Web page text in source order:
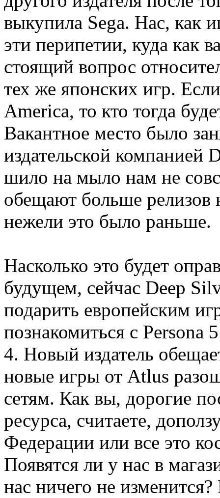
выкупила Sega. Нас, как
эти перипетии, куда как
стоящий вопрос
тех же японских игр.
America, то кто тогда
Вакантное место было
издательской компанией
шило на мыло нам не
обещают больше релизов
нежели это было раньше.
Насколько это будет
будущем, сейчас Deep
подарить европейским
познакомиться с Persona
4. Новый издатель
новые игры от Atlus
сетям. Как вы, дорогие
ресурса, считаете,
Федерации или все это
Появятся ли у нас в
нас ничего не